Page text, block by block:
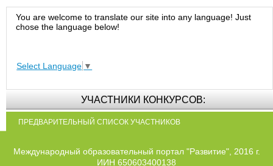
You are welcome to translate our site into any language! Just
chose the language below!
Select Language ▼
УЧАСТНИКИ КОНКУРСОВ:
ПРЕДВАРИТЕЛЬНЫЙ СПИСОК УЧАСТНИКОВ
Международный образовательный портал "Развитие", 2016 г.
ИИН 650603400138